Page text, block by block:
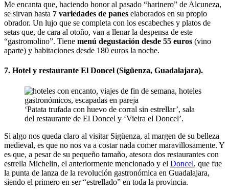
Me encanta que, haciendo honor al pasado “harinero” de Alcuneza,
se sirvan hasta 7 variedades de panes elaborados en su propio
obrador. Un lujo que se completa con los escabeches y platos de
setas que, de cara al otoño, van a llenar la despensa de este
“gastromolino”. Tiene menú degustación desde 55 euros (vino
aparte) y habitaciones desde 180 euros la noche.
7. Hotel y restaurante El Doncel (Sigüenza, Guadalajara).
‘Patata trufada con huevo de corral sin estrellar’, sala
del restaurante de El Doncel y ‘Vieira el Doncel’.
Si algo nos queda claro al visitar Sigüenza, al margen de su belleza
medieval, es que no nos va a costar nada comer maravillosamente. Y
es que, a pesar de su pequeño tamaño, atesora dos restaurantes con
estrella Michelin, el anteriormente mencionado y el Doncel, que fue
la punta de lanza de la revolución gastronómica en Guadalajara,
siendo el primero en ser “estrellado” en toda la provincia.